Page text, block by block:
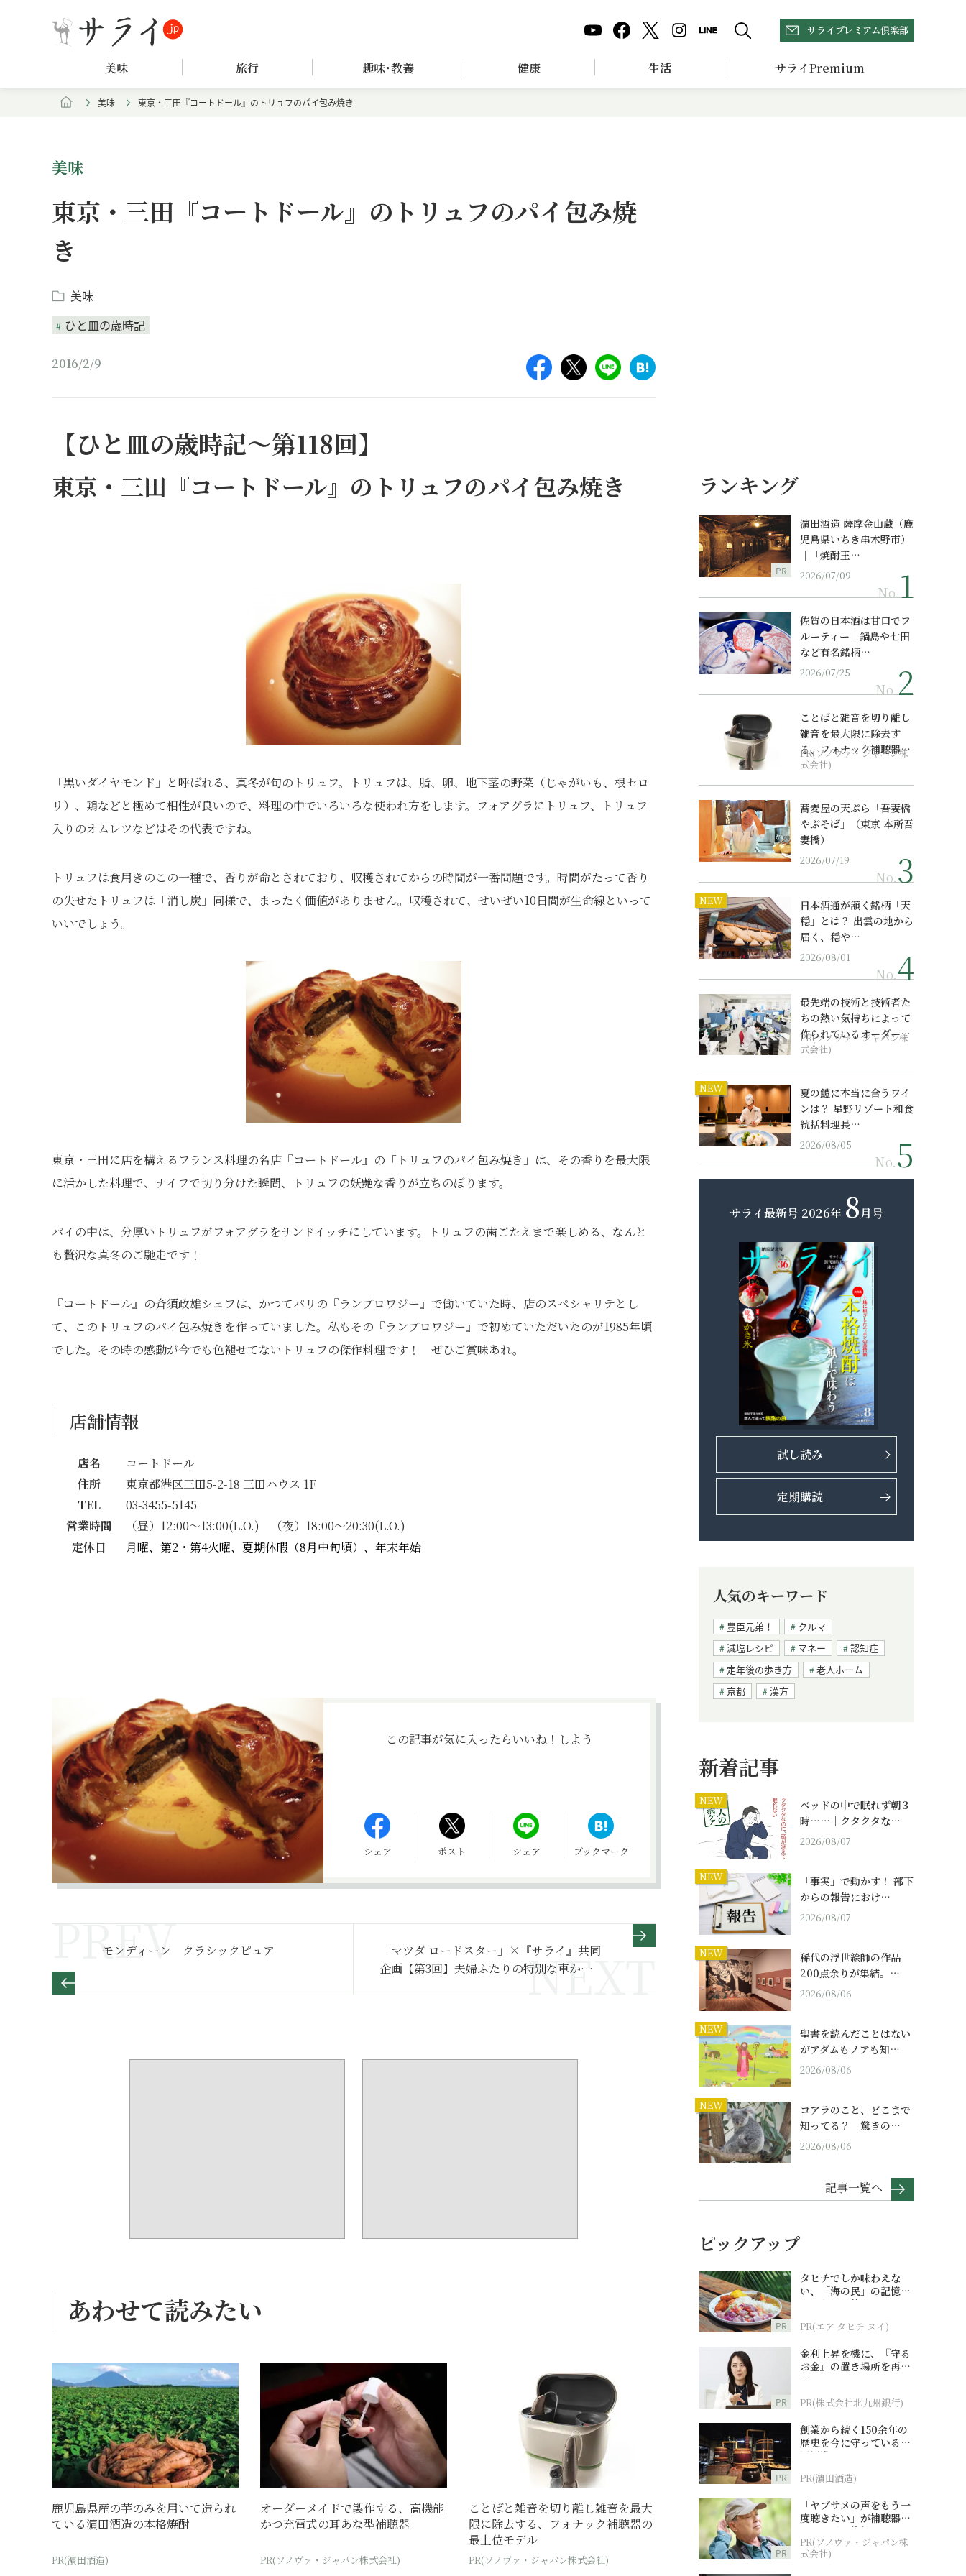
サライプレミアム倶楽部
美味 旅行 趣味･教養 健康 生活 サライPremium
美味 東京・三田『コートドール』のトリュフのパイ包み焼き
美味
東京・三田『コートドール』のトリュフのパイ包み焼
き
美味
ひと皿の歳時記
2016/2/9
【ひと皿の歳時記～第118回】
東京・三田『コートドール』のトリュフのパイ包み焼き
「黒いダイヤモンド」と呼ばれる、真冬が旬のトリュフ。トリュフは、脂、卵、地下茎の野菜（じゃがいも、根セロ
リ）、鶏などと極めて相性が良いので、料理の中でいろいろな使われ方をします。フォアグラにトリュフ、トリュフ
入りのオムレツなどはその代表ですね。
トリュフは食用きのこの一種で、香りが命とされており、収穫されてからの時間が一番問題です。時間がたって香り
の失せたトリュフは「消し炭」同様で、まったく価値がありません。収穫されて、せいぜい10日間が生命線といって
いいでしょう。
東京・三田に店を構えるフランス料理の名店『コートドール』の「トリュフのパイ包み焼き」は、その香りを最大限
に活かした料理で、ナイフで切り分けた瞬間、トリュフの妖艶な香りが立ちのぼります。
パイの中は、分厚いトリュフがフォアグラをサンドイッチにしています。トリュフの歯ごたえまで楽しめる、なんと
も贅沢な真冬のご馳走です！
『コートドール』の斉須政雄シェフは、かつてパリの『ランブロワジー』で働いていた時、店のスペシャリテとし
て、このトリュフのパイ包み焼きを作っていました。私もその『ランブロワジー』で初めていただいたのが1985年頃
でした。その時の感動が今でも色褪せてないトリュフの傑作料理です！ ぜひご賞味あれ。
店舗情報
店名
コートドール
住所
東京都港区三田5-2-18 三田ハウス 1F
TEL
03-3455-5145
営業時間
（昼）12:00～13:00(L.O.) （夜）18:00～20:30(L.O.)
定休日
月曜、第2・第4火曜、夏期休暇（8月中旬頃）、年末年始
この記事が気に入ったらいいね！しよう
シェア ポスト シェア ブックマーク
モンディーン クラシックピュア
「マツダ ロードスター」×『サライ』共同
企画【第3回】夫婦ふたりの特別な車か
あわせて読みたい
鹿児島県産の芋のみを用いて造られ
ている濵田酒造の本格焼酎
PR(濵田酒造)
オーダーメイドで製作する、高機能
かつ充電式の耳あな型補聴器
PR(ソノヴァ・ジャパン株式会社)
ことばと雑音を切り離し雑音を最大
限に除去する、フォナック補聴器の
最上位モデル
PR(ソノヴァ・ジャパン株式会社)
ランキング
PR
濵田酒造 薩摩金山蔵（鹿
児島県いちき串木野市）
｜「焼酎王…
2026/07/09
No.
佐賀の日本酒は甘口でフ
ルーティー｜鍋島や七田
など有名銘柄…
2026/07/25
No.
ことばと雑音を切り離し
雑音を最大限に除去す
る、フォナック補聴器の
最上位モデル
PR(ソノヴァ・ジャパン株
式会社)
蕎麦屋の天ぷら「吾妻橋
やぶそば」（東京 本所吾
妻橋）
2026/07/19
No.
NEW
日本酒通が頷く銘柄「天
穏」とは？ 出雲の地から
届く、穏や…
2026/08/01
No.
最先端の技術と技術者た
ちの熱い気持ちによって
作られているオーダーメ
イド補聴器
PR(ソノヴァ・ジャパン株
式会社)
NEW
夏の鱧に本当に合うワイ
ンは？ 星野リゾート和食
統括料理長…
2026/08/05
No.
サライ最新号 2026年 8月号
試し読み
定期購読
人気のキーワード
豊臣兄弟！
クルマ
減塩レシピ
マネー
認知症
定年後の歩き方
老人ホーム
京都
漢方
新着記事
NEW
ベッドの中で眠れず朝３
時……｜クタクタな…
2026/08/07
NEW
「事実」で動かす！ 部下
からの報告におけ…
2026/08/07
NEW
稀代の浮世絵師の作品
200点余りが集結。…
2026/08/06
NEW
聖書を読んだことはない
がアダムもノアも知…
2026/08/06
NEW
コアラのこと、どこまで
知ってる？ 驚きの…
2026/08/06
記事一覧へ
ピックアップ
PR
タヒチでしか味わえな
い、「海の民」の記憶へ
とつながる旅
PR(エア タヒチ ヌイ)
PR
金利上昇を機に、『守る
お金』の置き場所を再検
討
PR(株式会社北九州銀行)
PR
創業から続く150余年の
歴史を今に守っている濵
田酒造
PR(濵田酒造)
PR
「ヤブサメの声をもう一
度聴きたい」が補聴器チ
ャレンジの後押しに
PR(ソノヴァ・ジャパン株
式会社)